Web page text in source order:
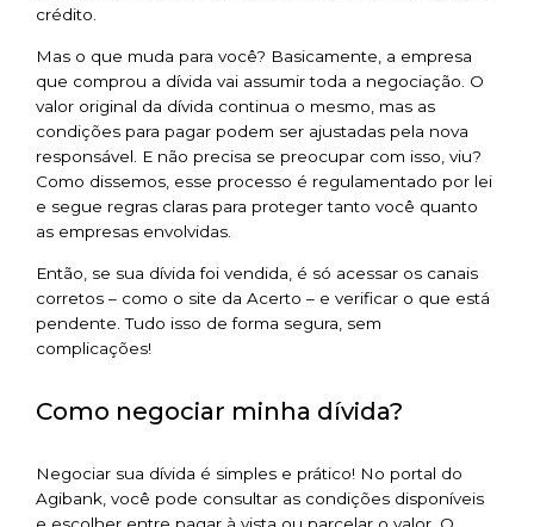
crédito.
Mas o que muda para você? Basicamente, a empresa
que comprou a dívida vai assumir toda a negociação. O
valor original da dívida continua o mesmo, mas as
condições para pagar podem ser ajustadas pela nova
responsável. E não precisa se preocupar com isso, viu?
Como dissemos, esse processo é regulamentado por lei
e segue regras claras para proteger tanto você quanto
as empresas envolvidas.
Então, se sua dívida foi vendida, é só acessar os canais
corretos – como o site da Acerto – e verificar o que está
pendente. Tudo isso de forma segura, sem
complicações!
Como negociar minha dívida?
Negociar sua dívida é simples e prático! No portal do
Agibank, você pode consultar as condições disponíveis